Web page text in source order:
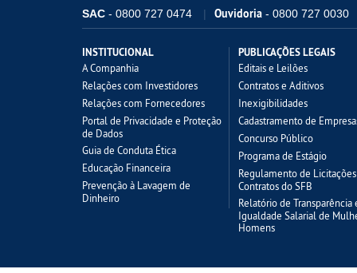
SAC- 0800 727 0474 Ouvidoria- 0800 727 0030
INSTITUCIONAL
A Companhia
Relações com Investidores
Relações com Fornecedores
Portal de Privacidade e Proteção
de Dados
Guia de Conduta Ética
Educação Financeira
Prevenção à Lavagem de
Dinheiro
PUBLICAÇÕES LEGAIS
Editais e Leilões
Contratos e Aditivos
Inexigibilidades
Cadastramento de
Concurso Público
Programa de Estágio
Regulamento de
Contratos do SFB
Relatório de Transparência
Igualdade Salarial de
Homens